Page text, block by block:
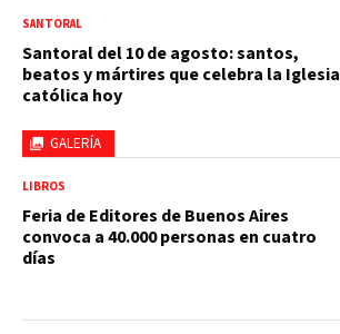
GALERÍA
SANTORAL
Santoral del 10 de agosto: santos,
beatos y mártires que celebra la Iglesia
católica hoy
LIBROS
Feria de Editores de Buenos Aires
convoca a 40.000 personas en cuatro
días